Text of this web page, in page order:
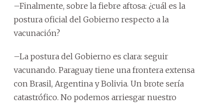
–Finalmente, sobre la fiebre aftosa: ¿cuál es la
postura oficial del Gobierno respecto a la
vacunación?
–La postura del Gobierno es clara: seguir
vacunando. Paraguay tiene una frontera extensa
con Brasil, Argentina y Bolivia. Un brote sería
catastrófico. No podemos arriesgar nuestro